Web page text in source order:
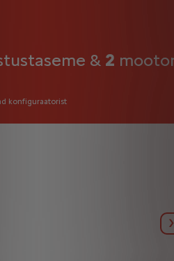
& 2
konfiguraatorist